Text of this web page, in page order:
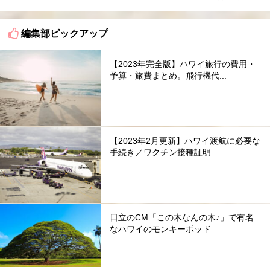
編集部ピックアップ
【2023年完全版】ハワイ旅行の費用・
予算・旅費まとめ。飛行機代...
【2023年2月更新】ハワイ渡航に必要な
手続き／ワクチン接種証明...
日立のCM「この木なんの木♪」で有名
なハワイのモンキーポッド